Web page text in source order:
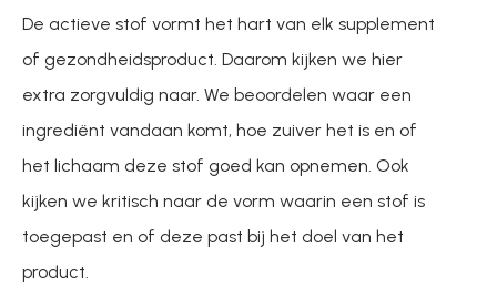
De actieve stof vormt het hart van elk supplement
of gezondheidsproduct. Daarom kijken we hier
extra zorgvuldig naar. We beoordelen waar een
ingrediënt vandaan komt, hoe zuiver het is en of
het lichaam deze stof goed kan opnemen. Ook
kijken we kritisch naar de vorm waarin een stof is
toegepast en of deze past bij het doel van het
product.